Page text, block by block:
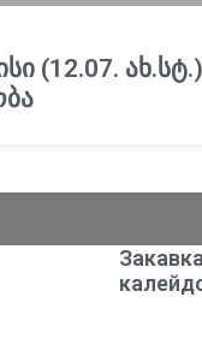
(12.07.